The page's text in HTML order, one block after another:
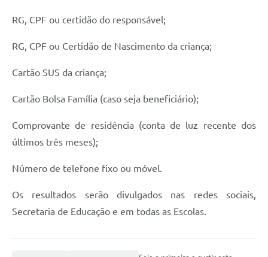
Legislação
Telefones Úteis
Transparência
SIC
RG, CPF ou certidão do responsável;
RG, CPF ou Certidão de Nascimento da criança;
Cartão SUS da criança;
Cartão Bolsa Família (caso seja beneficiário);
Comprovante de residência (conta de luz recente dos
últimos três meses);
Número de telefone fixo ou móvel.
Os resultados serão divulgados nas redes sociais,
Secretaria de Educação e em todas as Escolas.